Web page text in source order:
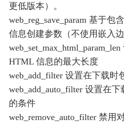
更低版本）。
web_reg_save_param 基于包
信息创建参数（不使用嵌入边
HTML 信息的最大长度
web_add_filter 设置在下载时
web_add_auto_filter 设置在
的条件
web_remove_auto_filter 禁用